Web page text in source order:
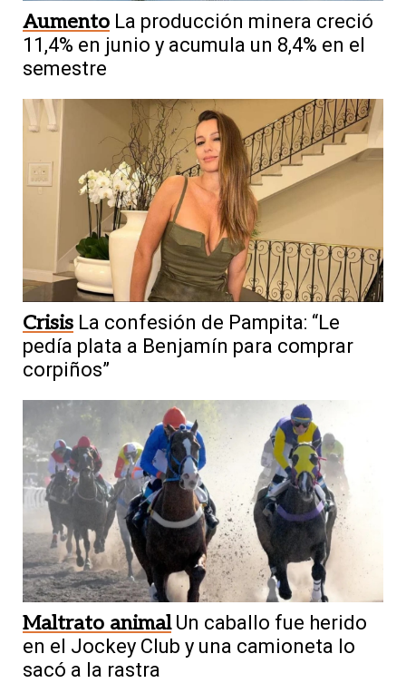
Aumento La producción minera creció
11,4% en junio y acumula un 8,4% en el
semestre
Crisis La confesión de Pampita: “Le
pedía plata a Benjamín para comprar
corpiños”
Maltrato animal Un caballo fue herido
en el Jockey Club y una camioneta lo
sacó a la rastra